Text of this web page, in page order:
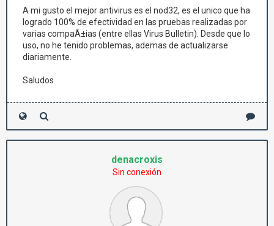
A mi gusto el mejor antivirus es el nod32, es el unico que ha
logrado 100% de efectividad en las pruebas realizadas por
varias compaÃ±ias (entre ellas Virus Bulletin). Desde que lo
uso, no he tenido problemas, ademas de actualizarse
diariamente.
Saludos
denacroxis
Sin conexión